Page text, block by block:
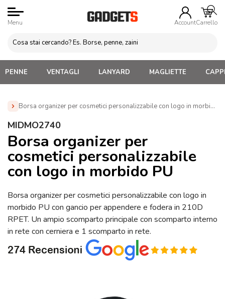
Menu AccountCarrello
PENNE VENTAGLI LANYARD MAGLIETTE
Borsa organizer per cosmetici personalizzabile con logo in morbido
Home » Beauty Case e Porta Trucco Personalizzati
personalizzabile con logo in morbido PU (MIDMO2740)
MIDMO2740
Borsa organizer per
cosmetici personalizzabile
con logo in morbido PU
Borsa organizer per cosmetici personalizzabile con logo in
morbido PU con gancio per appendere e fodera in 210D
RPET. Un ampio scomparto principale con scomparto interno
in rete con cerniera e 1 scomparto in rete.